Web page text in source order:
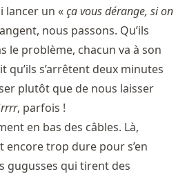
lancer un «ça vous dérange, si on
nous passons. Qu’ils
le problème, chacun va à son
qu’ils s’arrêtent deux minutes
plutôt que de nous laisser
, parfois !
en bas des câbles. Là,
encore trop dure pour s’en
gugusses qui tirent des